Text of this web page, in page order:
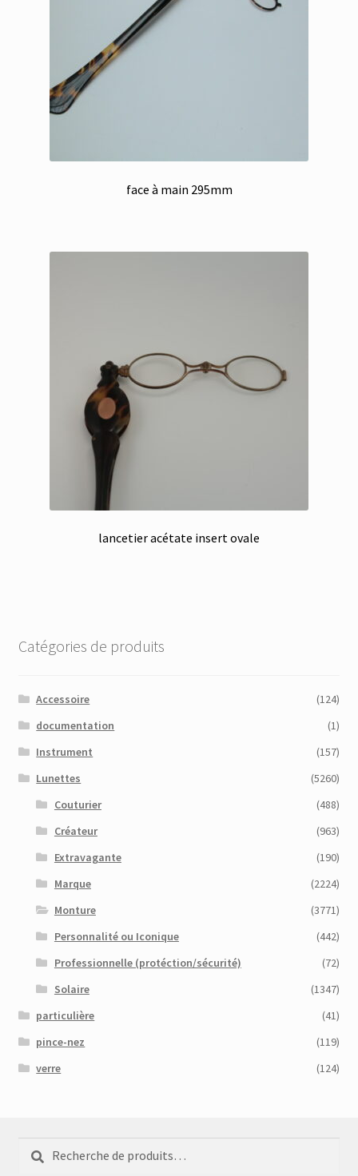
face à main 295mm
lancetier acétate insert ovale
Catégories de produits
Accessoire
(124)
documentation
(1)
Instrument
(157)
Lunettes
(5260)
Couturier
(488)
Créateur
(963)
Extravagante
(190)
Marque
(2224)
Monture
(3771)
Personnalité ou Iconique
(442)
Professionnelle (protéction/sécurité)
(72)
Solaire
(1347)
particulière
(41)
pince-nez
(119)
verre
(124)
Recherche
pour :
Recherche